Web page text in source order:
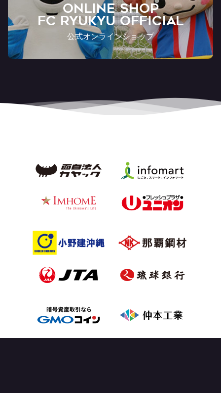
ONLINE SHOP
FC RYUKYU OFFICIAL
公式オンラインショップ